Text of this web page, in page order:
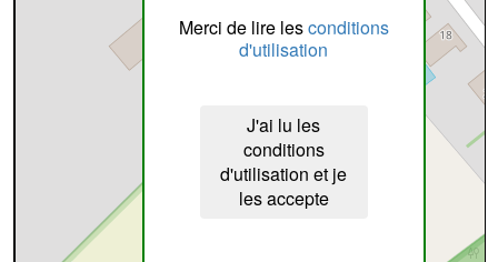
Merci de lire lesconditions
d'utilisation
J'ai lu les
conditions
d'utilisation et je
les accepte